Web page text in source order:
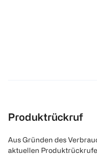
Produktrückruf
Aus Gründen des
aktuellen